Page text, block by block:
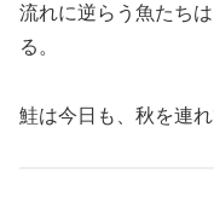
流れに逆らう魚たち
る。
鮭は今日も、秋を連れ